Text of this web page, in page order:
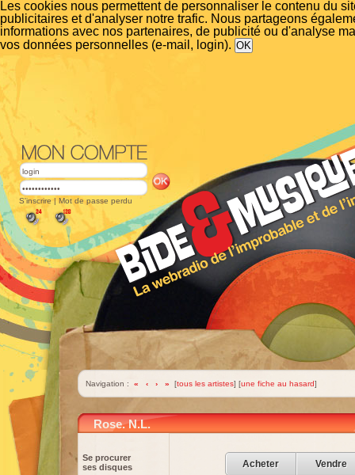
Les cookies nous permettent de personnaliser le contenu du
publicitaires et d'analyser notre trafic. Nous partageons
informations avec nos partenaires, de publicité ou d'analyse
vos données personnelles (e-mail, login).
S'inscrire | Mot de passe perdu
Navigation : « ‹ › » [tous les artistes] [une fiche au hasard]
Rose. N.L.
Se procurer
ses disques
Acheter Vendre